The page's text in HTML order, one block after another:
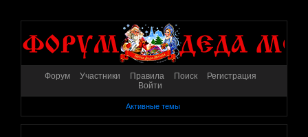
Форум Участники Правила Поиск
Регистрация
Войти
Активные темы